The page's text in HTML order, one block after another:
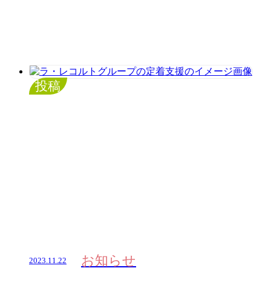
投稿
2023.11.22 お知らせ